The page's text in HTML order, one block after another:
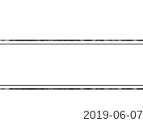
2019-06-07